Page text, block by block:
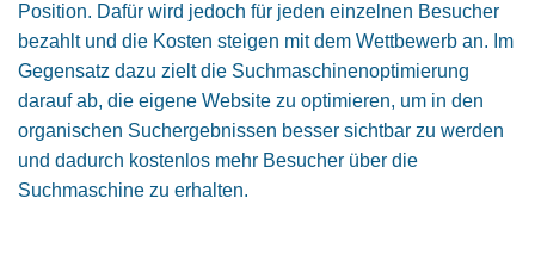
Position. Dafür wird jedoch für jeden einzelnen Besucher
bezahlt und die Kosten steigen mit dem Wettbewerb an. Im
Gegensatz dazu zielt die Suchmaschinenoptimierung
darauf ab, die eigene Website zu optimieren, um in den
organischen Suchergebnissen besser sichtbar zu werden
und dadurch kostenlos mehr Besucher über die
Suchmaschine zu erhalten.